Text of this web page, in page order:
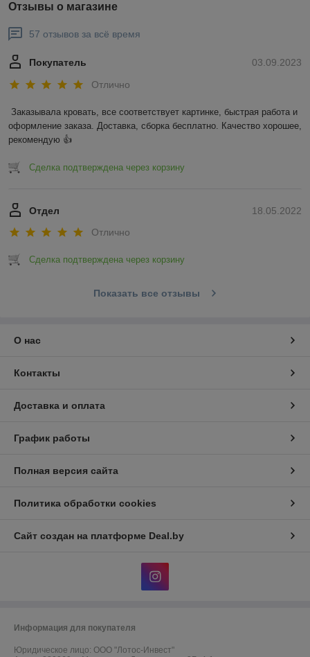
Отзывы о магазине
57 отзывов за всё время
03.09.2023
Покупатель
Отлично
Заказывала кровать, все соответствует картинке, быстрая работа и
оформление заказа. Доставка, сборка бесплатно. Качество хорошее,
рекомендую 👍
Сделка подтверждена через корзину
18.05.2022
Отдел
Отлично
Сделка подтверждена через корзину
Показать все отзывы
О нас
Контакты
Доставка и оплата
График работы
Полная версия сайта
Политика обработки cookies
Сайт создан на платформе Deal.by
Информация для покупателя
Юридическое лицо: ООО "Лотос-Инвест"